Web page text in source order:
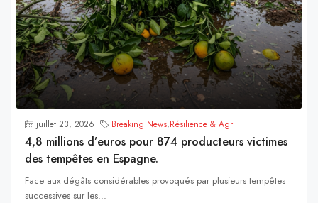
juillet 23, 2026 Breaking News,Résilience & Agri
4,8 millions d’euros pour 874 producteurs victimes
des tempêtes en Espagne.
Face aux dégâts considérables provoqués par plusieurs tempêtes
successives sur les...